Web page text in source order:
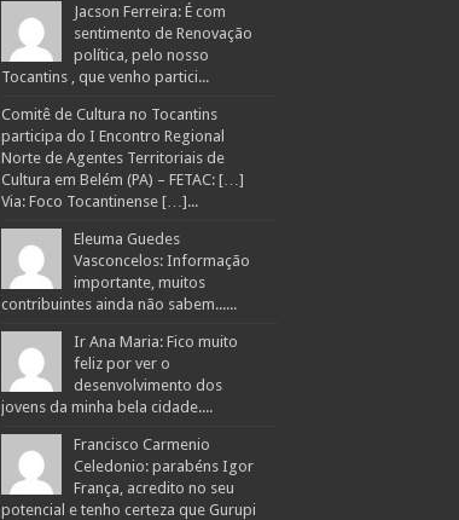
Jacson Ferreira: É com
sentimento de Renovação
política, pelo nosso
Tocantins , que venho partici...
Comitê de Cultura no Tocantins
participa do I Encontro Regional
Norte de Agentes Territoriais de
Cultura em Belém (PA) – FETAC: […]
Via: Foco Tocantinense […]...
Eleuma Guedes
Vasconcelos: Informação
importante, muitos
contribuintes ainda não sabem......
Ir Ana Maria: Fico muito
feliz por ver o
desenvolvimento dos
jovens da minha bela cidade....
Francisco Carmenio
Celedonio: parabéns Igor
França, acredito no seu
potencial e tenho certeza que Gurupi